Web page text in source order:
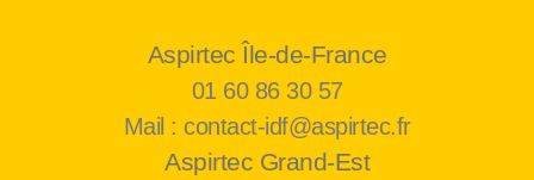
Aspirtec Île-de-France
01 60 86 30 57
Mail : contact-idf@aspirtec.fr
Aspirtec Grand-Est